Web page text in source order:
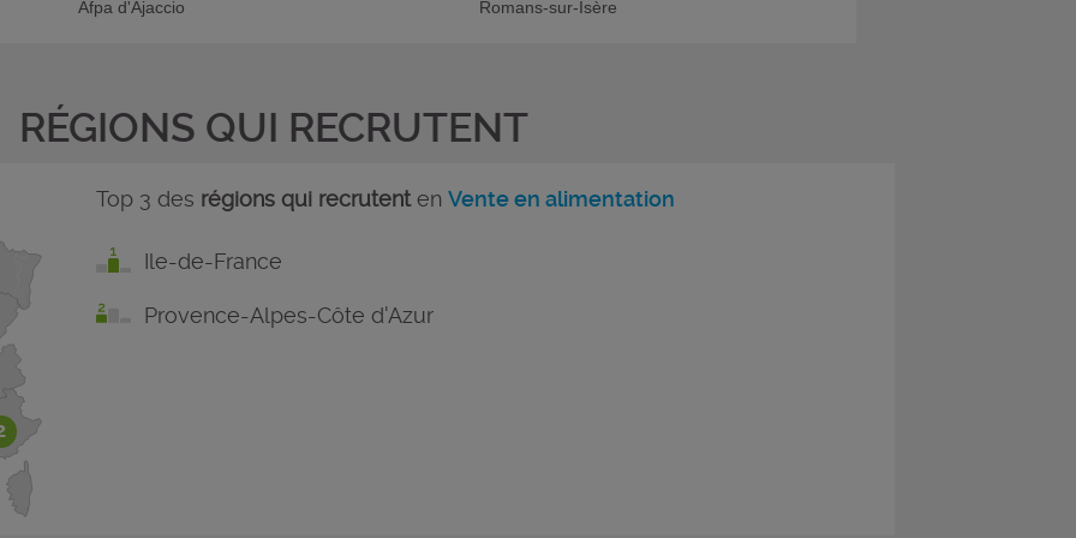
Afpa d'Ajaccio Romans-sur-Isère
RÉGIONS QUI RECRUTENT
Top 3 des régions qui recrutenten Vente en alimentation
Ile-de-France
Provence-Alpes-Côte d'Azur